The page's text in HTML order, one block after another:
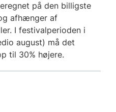
på den billigste
afhænger af
I festivalperioden i
august) må det
til 30% højere.